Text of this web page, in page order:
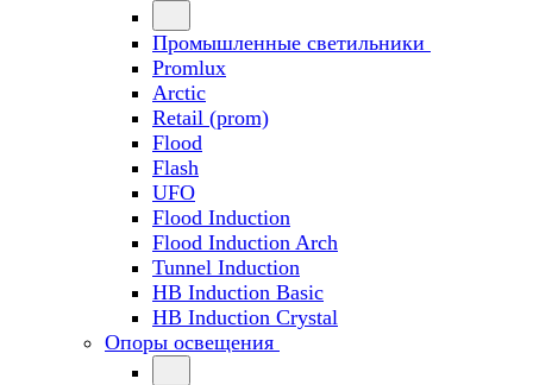
Промышленные светильники
Promlux
Arctic
Retail (prom)
Flood
Flash
UFO
Flood Induction
Flood Induction Arch
Tunnel Induction
HB Induction Basic
HB Induction Crystal
Опоры освещения